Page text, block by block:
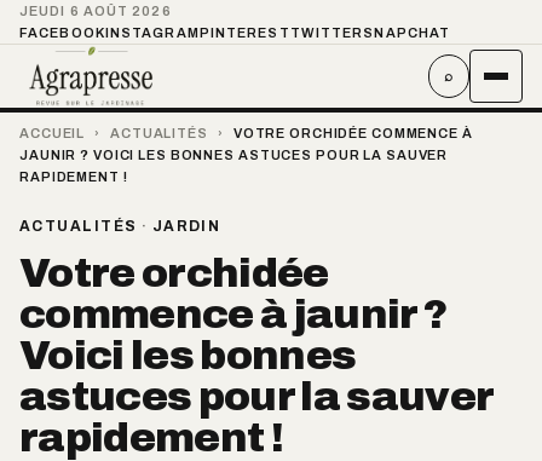
JEUDI 6 AOÛT 2026
FACEBOOKINSTAGRAMPINTEREST TWITTER SNAPCHAT
⌕
ACCUEIL › ACTUALITÉS ›
VOTRE ORCHIDÉE COMMENCE À
JAUNIR ? VOICI LES BONNES ASTUCES POUR LA SAUVER
RAPIDEMENT !
ACTUALITÉS · JARDIN
Votre orchidée
commence à jaunir ?
Voici les bonnes
astuces pour la sauver
rapidement !